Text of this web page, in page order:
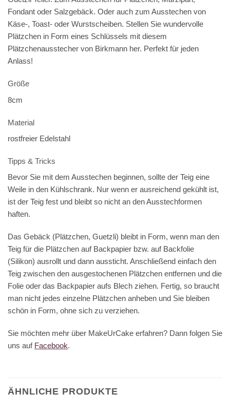
Fondant oder Salzgebäck. Oder auch zum Ausstechen von
Käse-, Toast- oder Wurstscheiben. Stellen Sie wundervolle
Plätzchen in Form eines Schlüssels mit diesem
Plätzchenausstecher von Birkmann her. Perfekt für jeden
Anlass!
Größe
8cm
Material
rostfreier Edelstahl
Tipps & Tricks
Bevor Sie mit dem Ausstechen beginnen, sollte der Teig eine
Weile in den Kühlschrank. Nur wenn er ausreichend gekühlt ist,
ist der Teig fest und bleibt so nicht an den Ausstechformen
haften.
Das Gebäck (Plätzchen, Guetzli) bleibt in Form, wenn man den
Teig für die Plätzchen auf Backpapier bzw. auf Backfolie
(Silikon) ausrollt und dann aussticht. Anschließend einfach den
Teig zwischen den ausgestochenen Plätzchen entfernen und die
Folie oder das Backpapier aufs Blech ziehen. Fertig, so braucht
man nicht jedes einzelne Plätzchen anheben und Sie bleiben
schön in Form, ohne sich zu verziehen.
Sie möchten mehr über MakeUrCake erfahren? Dann folgen Sie
uns auf Facebook.
ÄHNLICHE PRODUKTE